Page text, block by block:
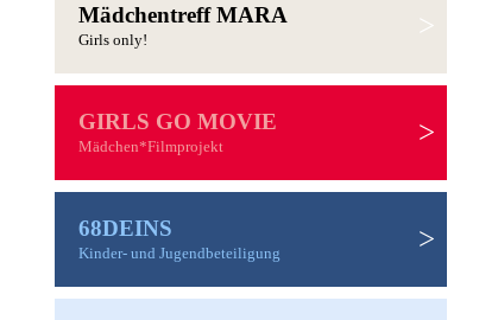
Mädchentreff MARA
Girls only! >
GIRLS GO MOVIE
Mädchen*Filmprojekt >
68DEINS
Kinder- und Jugendbeteiligung >